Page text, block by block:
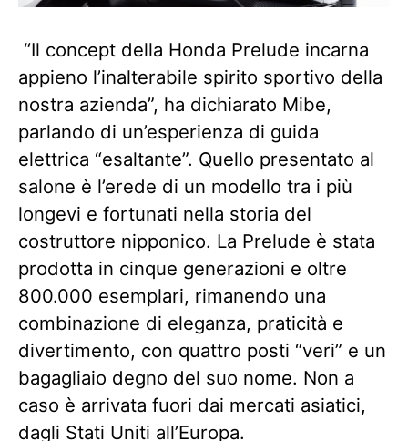
“Il concept della Honda Prelude incarna
appieno l’inalterabile spirito sportivo della
nostra azienda”, ha dichiarato Mibe,
parlando di un’esperienza di guida
elettrica “esaltante”. Quello presentato al
salone è l’erede di un modello tra i più
longevi e fortunati nella storia del
costruttore nipponico. La Prelude è stata
prodotta in cinque generazioni e oltre
800.000 esemplari, rimanendo una
combinazione di eleganza, praticità e
divertimento, con quattro posti “veri” e un
bagagliaio degno del suo nome. Non a
caso è arrivata fuori dai mercati asiatici,
dagli Stati Uniti all’Europa.